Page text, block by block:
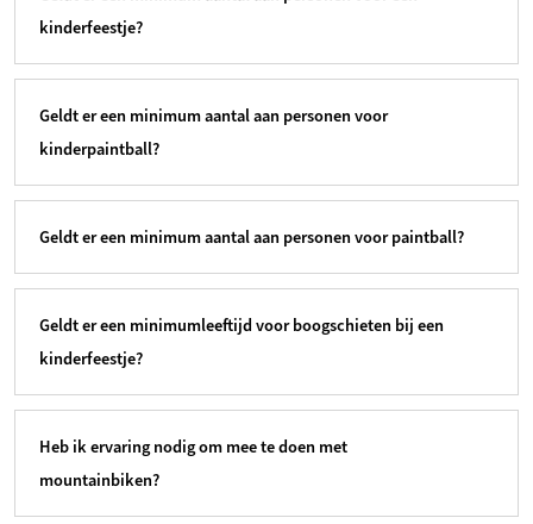
kinderfeestje?
Geldt er een minimum aantal aan personen voor
kinderpaintball?
Geldt er een minimum aantal aan personen voor paintball?
Geldt er een minimumleeftijd voor boogschieten bij een
kinderfeestje?
Heb ik ervaring nodig om mee te doen met
mountainbiken?